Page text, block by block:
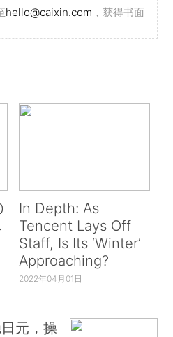
hello@caixin.com ，获得书面
In Depth: As
Tencent Lays Off
Staff, Is Its ‘Winter’
Approaching?
2022年04月01日
元，操